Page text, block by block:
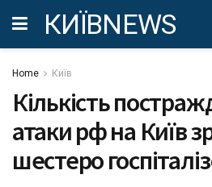
КИЇВNEWS
Home Київ
Кількість
атаки рф на Київ
шестеро